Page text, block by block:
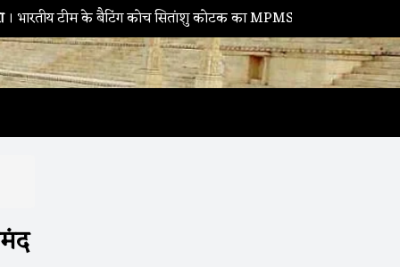
के बैटिंग कोच सितांशु कोटक का MPMSC दौरा, युवा क्रिकेटरों को दिए